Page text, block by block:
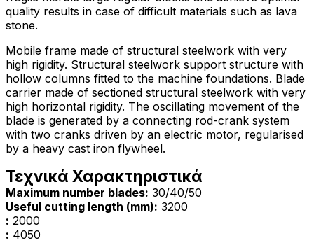
quality results in case of difficult materials such as lava
stone.
Mobile frame made of structural steelwork with very
high rigidity. Structural steelwork support structure with
hollow columns fitted to the machine foundations. Blade
carrier made of sectioned structural steelwork with very
high horizontal rigidity. The oscillating movement of the
blade is generated by a connecting rod-crank system
with two cranks driven by an electric motor, regularised
by a heavy cast iron flywheel.
Τεχνικά Χαρακτηριστικά
Maximum number blades: 30/40/50
Useful cutting length (mm): 3200
: 2000
: 4050